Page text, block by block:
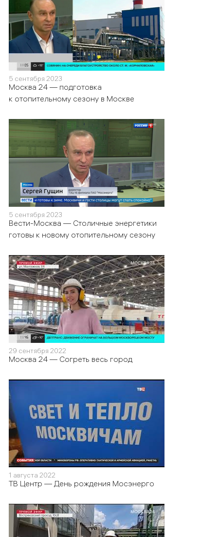
5 сентября 2023
Москва 24 — подготовка
к отопительному сезону в Москве
5 сентября 2023
Вести-Москва — Столичные энергетики
готовы к новому отопительному сезону
29 сентября 2022
Москва 24 — Согреть весь город
1 августа 2022
ТВ Центр — День рождения Мосэнерго